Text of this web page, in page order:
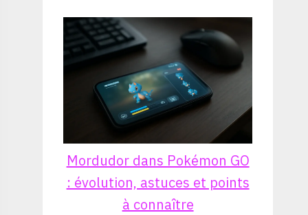
Mordudor dans Pokémon GO
: évolution, astuces et points
à connaître